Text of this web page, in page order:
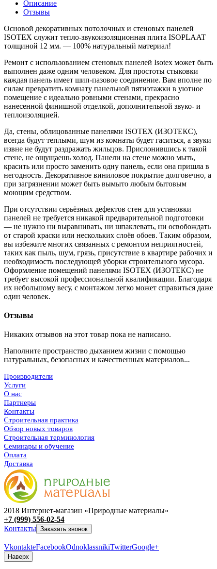
Описание
Отзывы
Основой декоративных потолочных и стеновых панелей
ISOTEX служит тепло-звукоизоляционная плита ISOPLAAT
толщиной 12 мм. — 100% натуральный материал!
Ремонт с использованием стеновых панелей Isotex может быть
выполнен даже одним человеком. Для простоты стыковки
каждая панель имеет шип-пазовое соединение. Вам вполне по
силам превратить комнату панельной пятиэтажки в уютное
помещение с идеально ровными стенами, прекрасно
нанесенной финишной отделкой, дополнительной звуко- и
теплоизоляцией.
Да, стены, облицованные панелями ISOTEX (ИЗОТЕКС),
всегда будут теплыми, шум из комнаты будет гаситься, а звуки
извне не будут раздражать жильцов. Прислонившись к такой
стене, не ощущаешь холод. Панели на стене можно мыть,
красить или просто заменить одну панель, если она пришла в
негодность. Декоративное виниловое покрытие долговечно, а
при загрязнении может быть вымыто любым бытовым
моющим средством.
При отсутствии серьёзных дефектов стен для установки
панелей не требуется никакой предварительной подготовки
— не нужно ни выравнивать, ни шпаклевать, ни освобождать
от старой краски или нескольких слоёв обоев. Таким образом,
вы избежите многих связанных с ремонтом неприятностей,
таких как пыль, шум, грязь, присутствие в квартире рабочих и
необходимость последующей уборки строительного мусора.
Оформление помещений панелями ISOTEX (ИЗОТЕКС) не
требует высокой профессиональной квалификации. Благодаря
их небольшому весу, с монтажом легко может справиться даже
один человек.
Отзывы
Никаких отзывов на этот товар пока не написано.
Наполните пространство дыханием жизни с помощью
натуральных, безопасных и качественных материалов...
Производители
Услуги
О нас
Партнеры
Контакты
Строительная практика
Обзор новых товаров
Строительная терминология
Семинары и обучение
Оплата
Доставка
2018 Интернет-магазин «Природные материалы»
+7 (999) 556-02-54
Контакты Заказать звонок
VkontakteFacebookOdnoklassnikiTwitterGoogle+
Наверх